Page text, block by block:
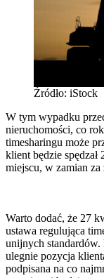
Źródło: iStock
W tym wypadku
nieruchomości, co
timesharingu może
klient będzie
miejscu, w zamian za
Warto dodać, że 27
ustawa regulująca
unijnych
ulegnie pozycja
podpisana na co